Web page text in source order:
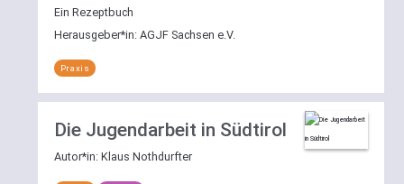
Ein Rezeptbuch
Herausgeber*in: AGJF Sachsen e.V.
Praxis
Die Jugendarbeit in Südtirol
Autor*in: Klaus Nothdurfter